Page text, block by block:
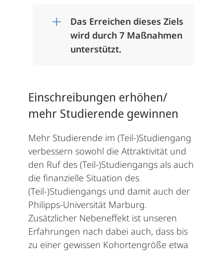
Das Erreichen dieses Ziels
wird durch 7 Maßnahmen
unterstützt.
Einschreibungen erhöhen/
mehr Studierende gewinnen
Mehr Studierende im (Teil-)Studiengang
verbessern sowohl die Attraktivität und
den Ruf des (Teil-)Studiengangs als auch
die finanzielle Situation des
(Teil-)Studiengangs und damit auch der
Philipps-Universität Marburg.
Zusätzlicher Nebeneffekt ist unseren
Erfahrungen nach dabei auch, dass bis
zu einer gewissen Kohortengröße etwa